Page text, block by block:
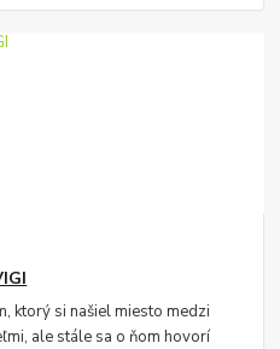
ktorý si našiel miesto medzi
ale stále sa o ňom hovorí